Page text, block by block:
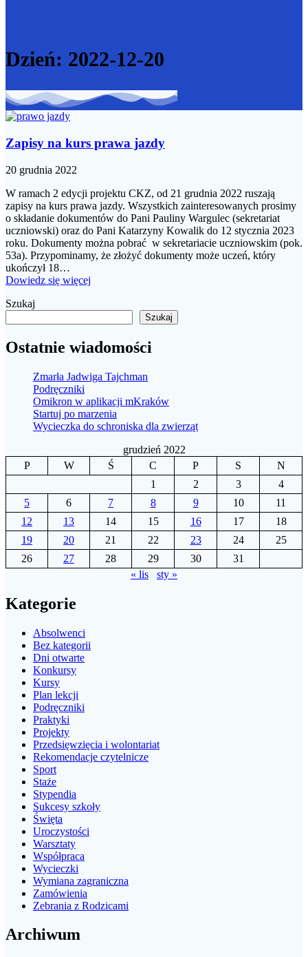
Dzień: 2022-12-20
Zapisy na kurs prawa jazdy
20 grudnia 2022
W ramach 2 edycji projektu CKZ, od 21 grudnia 2022 ruszają
zapisy na kurs prawa jazdy. Wszystkich zainteresowanych prosimy
o składanie dokumentów do Pani Pauliny Wargulec (sekretariat
uczniowski) oraz do Pani Katarzyny Kowalik do 12 stycznia 2023
roku. Dokumenty można pobrać w sekretariacie uczniowskim (pok.
53a). Przypominamy, że złożyć dokumenty może uczeń, który
ukończył 18…
Dowiedz się więcej
Szukaj
Szukaj
Ostatnie wiadomości
Zmarła Jadwiga Tajchman
Podręczniki
Omikron w aplikacji mKraków
Startuj po marzenia
Wycieczka do schroniska dla zwierząt
grudzień 2022
P
W Ś C P S
N
1
2 3
4
5
6 7 8 9 10
11
12
13 14 15 16 17
18
19
20 21 22 23 24
25
26
27 28 29 30
31
« lis
sty »
Kategorie
Absolwenci
Bez kategorii
Dni otwarte
Konkursy
Kursy
Plan lekcji
Podręczniki
Praktyki
Projekty
Przedsięwzięcia i wolontariat
Rekomendacje czytelnicze
Sport
Staże
Stypendia
Sukcesy szkoły
Święta
Uroczystości
Warsztaty
Współpraca
Wycieczki
Wymiana zagraniczna
Zamówienia
Zebrania z Rodzicami
Archiwum